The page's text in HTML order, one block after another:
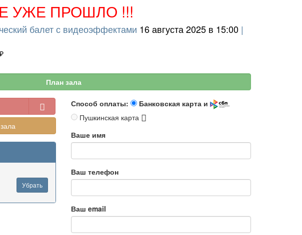
УЖЕ ПРОШЛО !!!
балет с видеоэффектами 16 августа 2025 в 15:00 |
План зала
Убрать
Способ оплаты:
Банковская карта и
Пушкинская карта
Ваше имя
Ваш телефон
Ваш email